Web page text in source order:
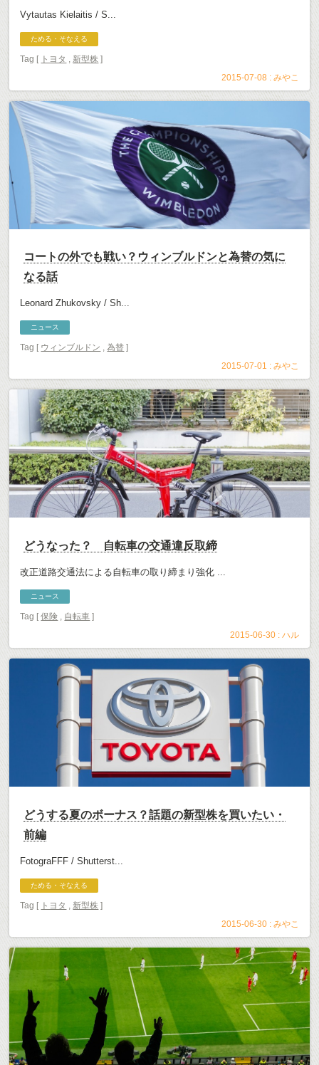
Vytautas Kielaitis / S...
ためる・そなえる
Tag [ トヨタ , 新型株 ]
2015-07-08 : みやこ
コートの外でも戦い？ウィンブルドンと為替の気に
なる話
Leonard Zhukovsky / Sh...
ニュース
Tag [ ウィンブルドン ,為替 ]
2015-07-01 : みやこ
どうなった？ 自転車の交通違反取締
改正道路交通法による自転車の取り締まり強化 ...
ニュース
Tag [保険 , 自転車 ]
2015-06-30 : ハル
どうする夏のボーナス？話題の新型株を買いたい・
前編
FotograFFF / Shutterst...
ためる・そなえる
Tag [ トヨタ 新型株 ]
2015-06-30 : みやこ